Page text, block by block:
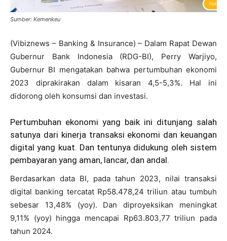
Sumber: Kemenkeu
(Vibiznews – Banking & Insurance) – Dalam Rapat Dewan
Gubernur Bank Indonesia (RDG-BI), Perry Warjiyo,
Gubernur BI mengatakan bahwa pertumbuhan ekonomi
2023 diprakirakan dalam kisaran 4,5-5,3%. Hal ini
didorong oleh konsumsi dan investasi.
Pertumbuhan ekonomi yang baik ini ditunjang salah
satunya dari kinerja transaksi ekonomi dan keuangan
digital yang kuat. Dan tentunya didukung oleh sistem
pembayaran yang aman, lancar, dan andal.
Berdasarkan data BI, pada tahun 2023, nilai transaksi
digital banking tercatat Rp58.478,24 triliun atau tumbuh
sebesar 13,48% (yoy). Dan diproyeksikan meningkat
9,11% (yoy) hingga mencapai Rp63.803,77 triliun pada
tahun 2024.